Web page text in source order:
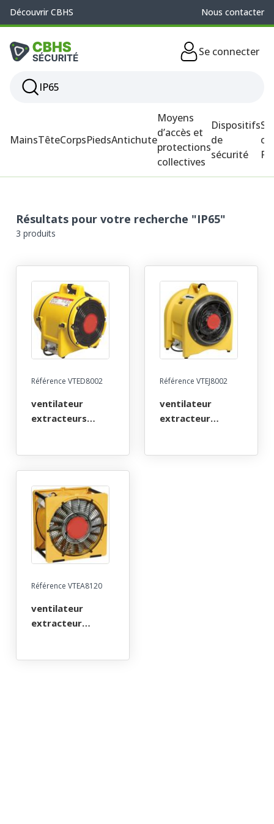
Découvrir CBHS Nous contacter
Se connecter
MainsTêteCorpsPiedsAntichute
Moyens
d’accès et
protections
collectives
Dispositifs
de
sécurité
Résultats pour votre recherche "IP65"
3 produits
Référence VTED8002
ventilateur
extracteurs
Référence VTEJ8002
ventilateur
extracteur
Référence VTEA8120
ventilateur
extracteur